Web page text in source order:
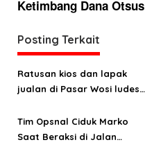
a
s
i
o
s
Ketimbang Dana Otsus
Posting Terkait
Ratusan kios dan lapak
jualan di Pasar Wosi ludes
Tim Opsnal Ciduk Marko
Saat Beraksi di Jalan